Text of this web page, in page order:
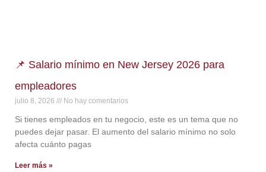
📌 Salario mínimo en New Jersey 2026 para
empleadores
julio 8, 2026 No hay comentarios
Si tienes empleados en tu negocio, este es un tema que no
puedes dejar pasar. El aumento del salario mínimo no solo
afecta cuánto pagas
Leer más »